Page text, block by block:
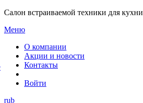
Салон встраиваемой техники для кухни
Меню
О компании
Акции и новости
Контакты
Войти
rub